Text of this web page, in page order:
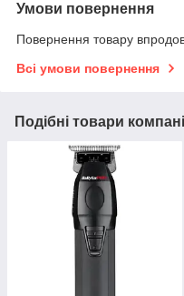
Умови повернення
Повернення товару
Всі умови повернення
Подібні товари